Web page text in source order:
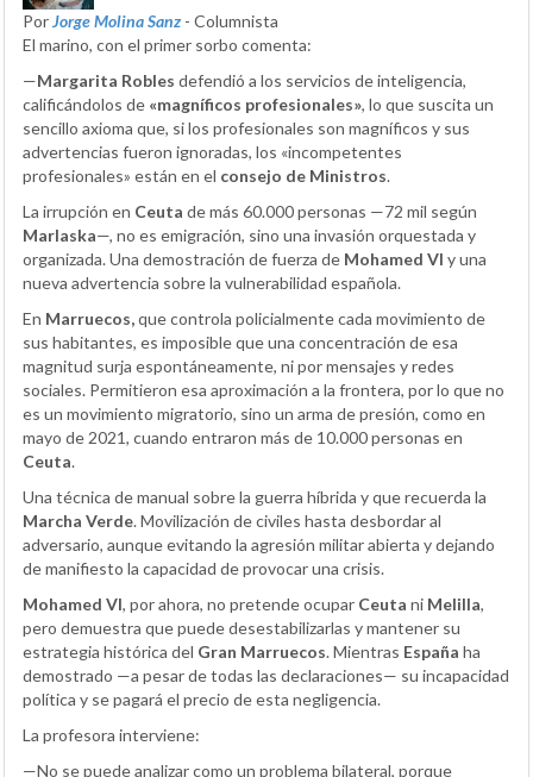
PorJorge Molina Sanz - Columnista
El marino, con el primer sorbo comenta:
—Margarita Robles defendió a los servicios de inteligencia,
calificándolos de «magníficos profesionales», lo que suscita un
sencillo axioma que, si los profesionales son magníficos y sus
advertencias fueron ignoradas, los «incompetentes
profesionales» están en el consejo de Ministros.
La irrupción en Ceuta de más 60.000 personas —72 mil según
Marlaska—, no es emigración, sino una invasión orquestada y
organizada. Una demostración de fuerza de Mohamed VI y una
nueva advertencia sobre la vulnerabilidad española.
En Marruecos,que controla policialmente cada movimiento de
sus habitantes, es imposible que una concentración de esa
magnitud surja espontáneamente, ni por mensajes y redes
sociales. Permitieron esa aproximación a la frontera, por lo que no
es un movimiento migratorio, sino un arma de presión, como en
mayo de 2021, cuando entraron más de 10.000 personas en
Ceuta.
Una técnica de manual sobre la guerra híbrida y que recuerda la
Marcha Verde. Movilización de civiles hasta desbordar al
adversario, aunque evitando la agresión militar abierta y dejando
de manifiesto la capacidad de provocar una crisis.
Mohamed VI, por ahora, no pretende ocupar Ceuta ni Melilla,
pero demuestra que puede desestabilizarlas y mantener su
estrategia histórica del Gran Marruecos. Mientras España ha
demostrado —a pesar de todas las declaraciones— su incapacidad
política y se pagará el precio de esta negligencia.
La profesora interviene:
—No se puede analizar como un problema bilateral, porque